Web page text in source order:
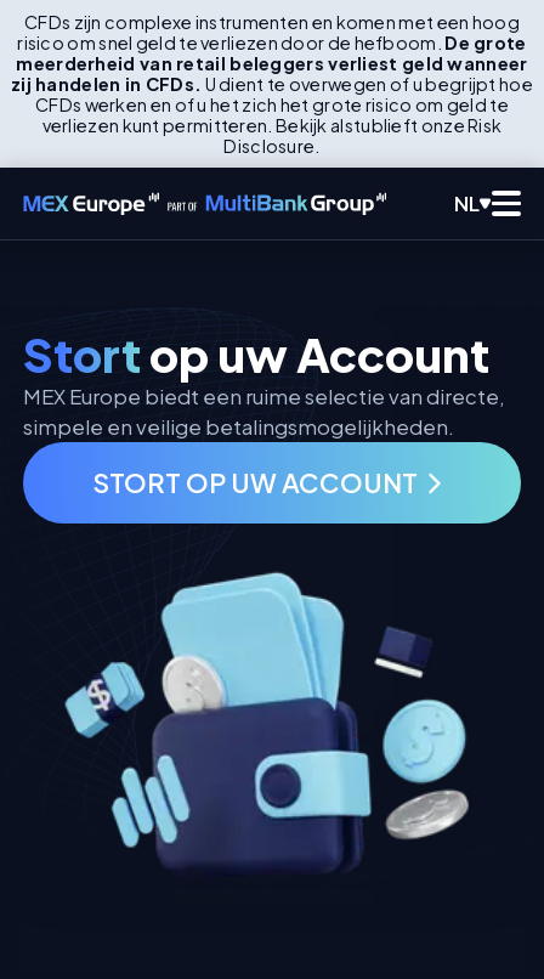
CFDs zijn complexe instrumenten en komen met een hoog
risico om snel geld te verliezen door de hefboom. De grote
meerderheid van retail beleggers verliest geld wanneer
zij handelen in CFDs. U dient te overwegen of u begrijpt hoe
CFDs werken en of u het zich het grote risico om geld te
verliezen kunt permitteren. Bekijk alstublieft onze Risk
Disclosure.
NL
Stortop uw Account
MEX Europe biedt een ruime selectie van directe,
simpele en veilige betalingsmogelijkheden.
STORT OP UW ACCOUNT